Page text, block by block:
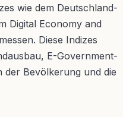
wie dem Deutschland-
Digital Economy and
Diese Indizes
E-Government-
der Bevölkerung und die